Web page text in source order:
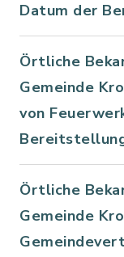
Datum der
Örtliche
Gemeinde
von
Örtliche
Gemeinde